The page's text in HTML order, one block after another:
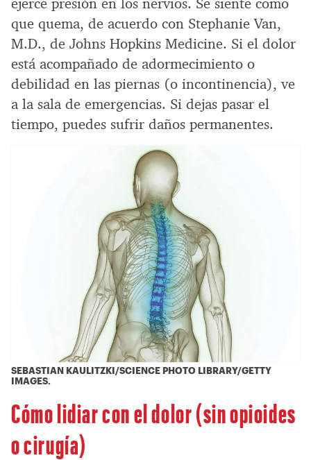
que quema, de acuerdo con Stephanie Van,
M.D., de Johns Hopkins Medicine. Si el dolor
está acompañado de adormecimiento o
debilidad en las piernas (o incontinencia), ve
a la sala de emergencias. Si dejas pasar el
tiempo, puedes sufrir daños permanentes.
SEBASTIAN KAULITZKI/SCIENCE PHOTO LIBRARY/GETTY
IMAGES.
Cómo lidiar con el dolor (sin opioides
o cirugía)